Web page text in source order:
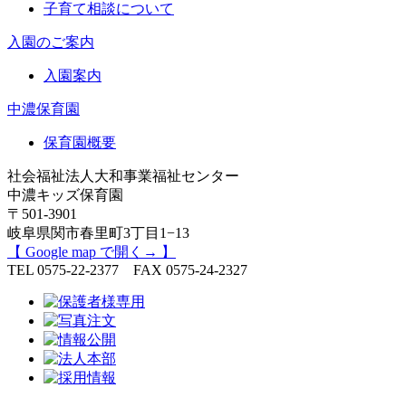
子育て相談について
入園のご案内
入園案内
中濃保育園
保育園概要
社会福祉法人大和事業福祉センター
中濃キッズ保育園
〒501-3901
岐阜県関市春里町3丁目1−13
【 Google map で開く→ 】
TEL 0575-22-2377 FAX 0575-24-2327